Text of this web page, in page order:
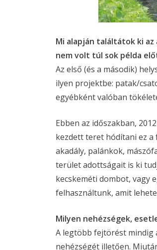
Mi alapján találtátok ki
nem volt túl sok példa
Az első (és a második)
ilyen projektbe: patak/
egyébként valóban
Ebben az időszakban,
kezdett teret hódítani ez
akadály, palánkok,
terület adottságait is ki
kecskeméti dombot, vagy
felhasználtunk, amit
Milyen nehézségek,
A legtöbb fejtörést mindig
nehézségét illetően.